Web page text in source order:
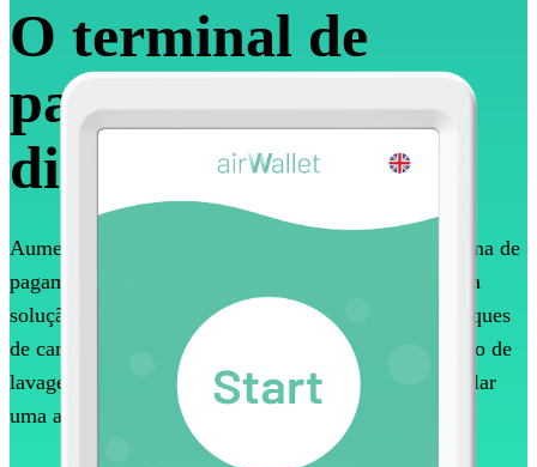
O terminal de
pagamento sem
dinheiro
Aumente a adesão dos utilizadores instalando o sistema de
pagamento central Anton na sua lavandaria. Anton é a
solução de pagamento perfeita para lavandarias e parques
de campismo. Os utilizadores podem pagar o seu ciclo de
lavagem ou secagem em segundos e não têm de instalar
uma aplicação.